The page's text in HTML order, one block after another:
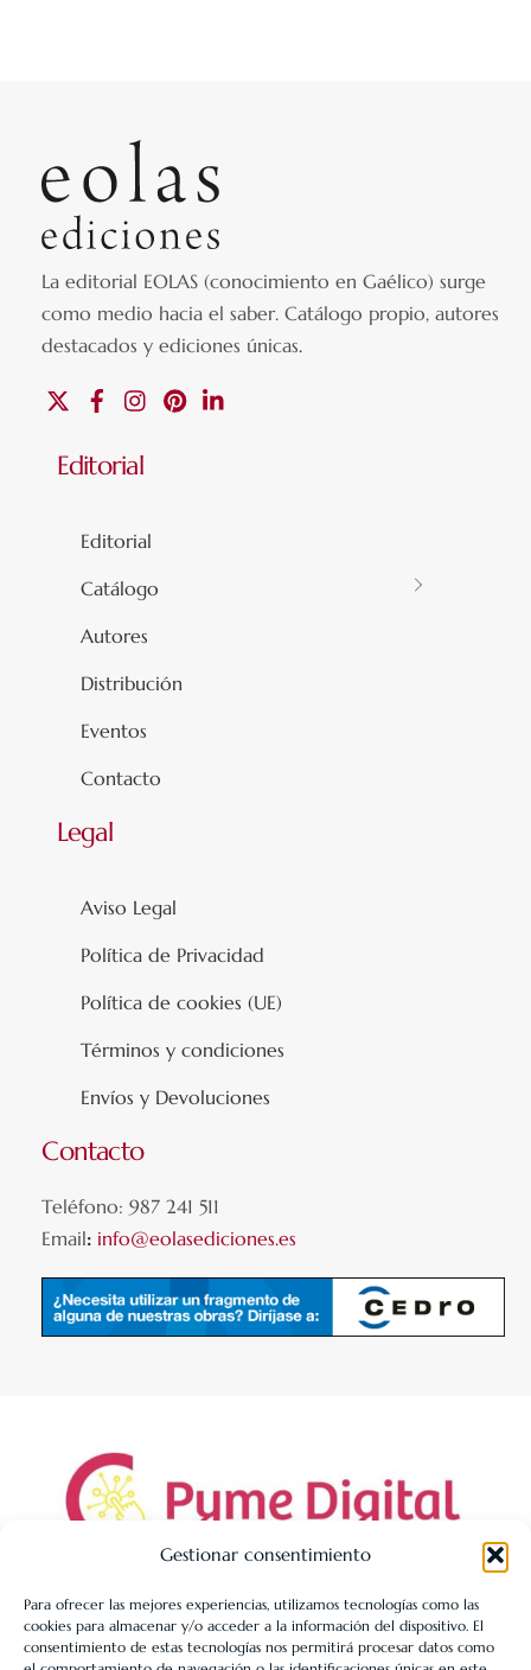
Gestionar consentimiento
Para ofrecer las mejores experiencias, utilizamos tecnologías como las
cookies para almacenar y/o acceder a la información del dispositivo. El
consentimiento de estas tecnologías nos permitirá procesar datos como
La editorial EOLAS (conocimiento en Gaélico) surge
como medio hacia el saber.Catálogo propio, autores
destacados y ediciones únicas.
FacebookInstagramPinterest
Editorial
Editorial
Catálogo
Autores
Distribución
Eventos
Contacto
Legal
Aviso Legal
Política de Privacidad
Política de cookies (UE)
Términos y condiciones
Envíos y Devoluciones
Contacto
Teléfono: 987 241 511
Email: info@eolasediciones.es
LIBRERÍA UNIVERSITARIA LEÓN 1980 SLL ha sido beneficiaria
de Fondos Europeos, cuyo objetivo es la mejora de la